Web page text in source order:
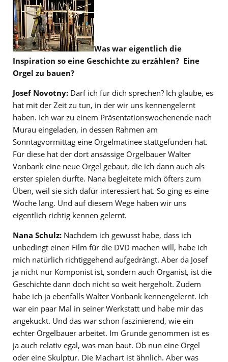
Was war eigentlich die
Inspiration so eine Geschichte zu erzählen? Eine
Orgel zu bauen?
Josef Novotny: Darf ich für dich sprechen? Ich glaube, es
hat mit der Zeit zu tun, in der wir uns kennengelernt
haben. Ich war zu einem Präsentationswochenende nach
Murau eingeladen, in dessen Rahmen am
Sonntagvormittag eine Orgelmatinee stattgefunden hat.
Für diese hat der dort ansässige Orgelbauer Walter
Vonbank eine neue Orgel gebaut, die ich dann auch als
erster spielen durfte. Nana begleitete mich öfters zum
Üben, weil sie sich dafür interessiert hat. So ging es eine
Woche lang. Und auf diesem Wege haben wir uns
eigentlich richtig kennen gelernt.
Nana Schulz: Nachdem ich gewusst habe, dass ich
unbedingt einen Film für die DVD machen will, habe ich
mich natürlich richtiggehend aufgedrängt. Aber da Josef
ja nicht nur Komponist ist, sondern auch Organist, ist die
Geschichte dann doch nicht so weit hergeholt. Zudem
habe ich ja ebenfalls Walter Vonbank kennengelernt. Ich
war ein paar Mal in seiner Werkstatt und habe mir das
angekuckt. Und das war schon faszinierend, wie ein
echter Orgelbauer arbeitet. Im Grunde genommen ist es
ja auch relativ egal, was man baut. Ob nun eine Orgel
oder eine Skulptur. Die Machart ist ähnlich. Aber was